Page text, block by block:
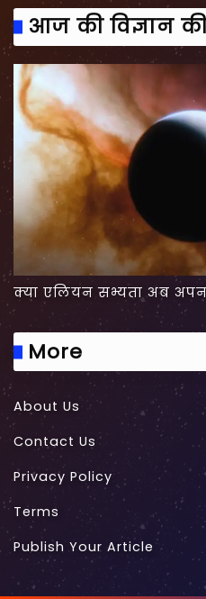
आज की विज्ञान
क्या एलियन सभ्यता अब
More
About Us
Contact Us
Privacy Policy
Terms
Publish Your Article